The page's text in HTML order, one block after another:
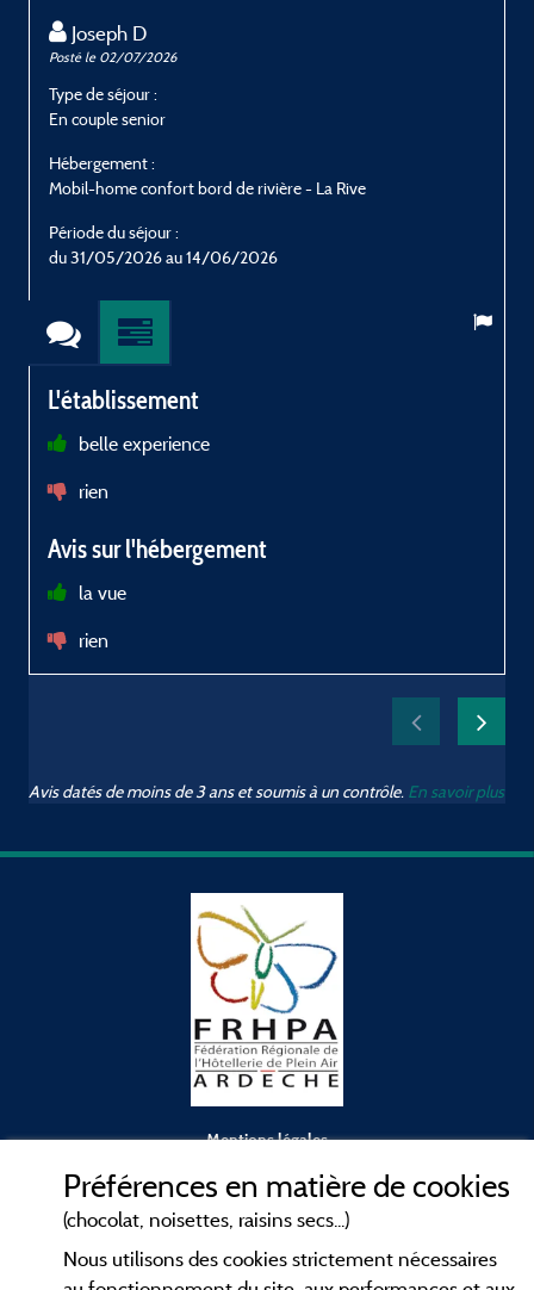
Joseph D
Posté le 02/07/2026
Type de séjour :
En couple senior
Hébergement :
Mobil-home confort bord de rivière - La Rive
Période du séjour :
du 31/05/2026 au 14/06/2026
L'établissement
belle experience
rien
Avis sur l'hébergement
la vue
rien
Avis datés de moins de 3 ans et soumis à un contrôle. En savoir plus
Mentions légales
Conditions générales d'utilisation
Préférences en matière de cookies
(chocolat, noisettes, raisins secs...)
Nous utilisons des cookies strictement nécessaires